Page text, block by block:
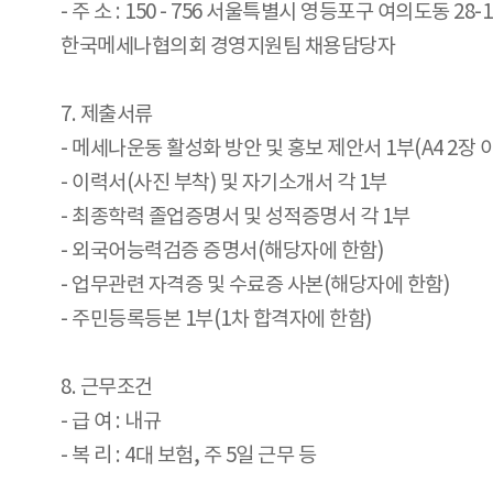
- 주 소 : 150 - 756 서울특별시 영등포구 여의도동 28-
한국메세나협의회 경영지원팀 채용담당자
7. 제출서류
- 메세나운동 활성화 방안 및 홍보 제안서 1부(A4 2장
- 이력서(사진 부착) 및 자기소개서 각 1부
- 최종학력 졸업증명서 및 성적증명서 각 1부
- 외국어능력검증 증명서(해당자에 한함)
- 업무관련 자격증 및 수료증 사본(해당자에 한함)
- 주민등록등본 1부(1차 합격자에 한함)
8. 근무조건
- 급 여 : 내규
- 복 리 : 4대 보험, 주 5일 근무 등